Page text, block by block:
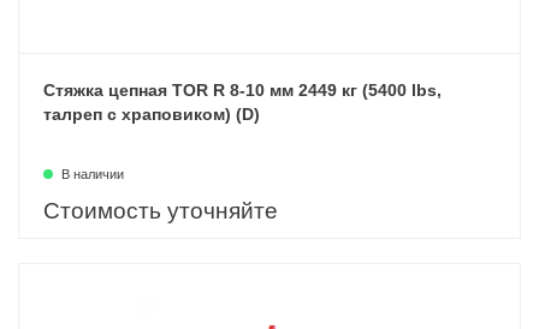
Стяжка цепная TOR R 8-10 мм 2449 кг (5400 lbs,
талреп с храповиком) (D)
В наличии
Стоимость уточняйте